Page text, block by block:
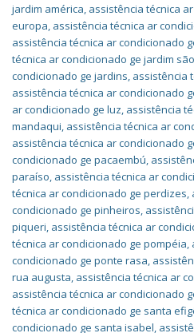
jardim américa, assistência técnica
europa, assistência técnica ar
assistência técnica ar condicionado
técnica ar condicionado ge jardim
condicionado ge jardins, assistência
assistência técnica ar condicionado
ar condicionado ge luz, assistência
mandaqui, assistência técnica ar
assistência técnica ar condicionado
condicionado ge pacaembú,
paraíso, assistência técnica ar
técnica ar condicionado ge perdizes,
condicionado ge pinheiros,
piqueri, assistência técnica ar
técnica ar condicionado ge pompéia,
condicionado ge ponte rasa,
rua augusta, assistência técnica ar
assistência técnica ar condicionado
técnica ar condicionado ge santa
condicionado ge santa isabel,